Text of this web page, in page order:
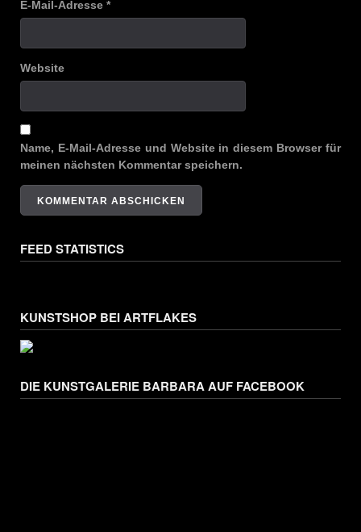
E-Mail-Adresse *
Website
Name, E-Mail-Adresse und Website in diesem Browser für
meinen nächsten Kommentar speichern.
FEED STATISTICS
KUNSTSHOP BEI ARTFLAKES
DIE KUNSTGALERIE BARBARA AUF FACEBOOK